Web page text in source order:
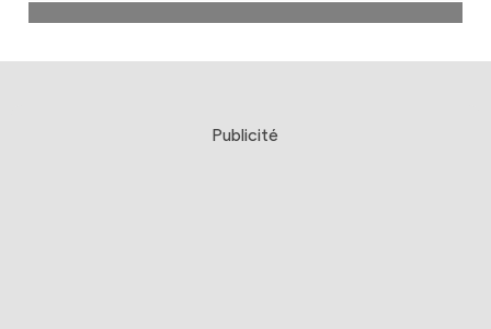
Publicité